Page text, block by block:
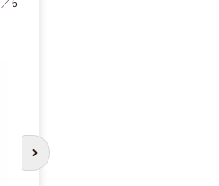
次のスライドへ